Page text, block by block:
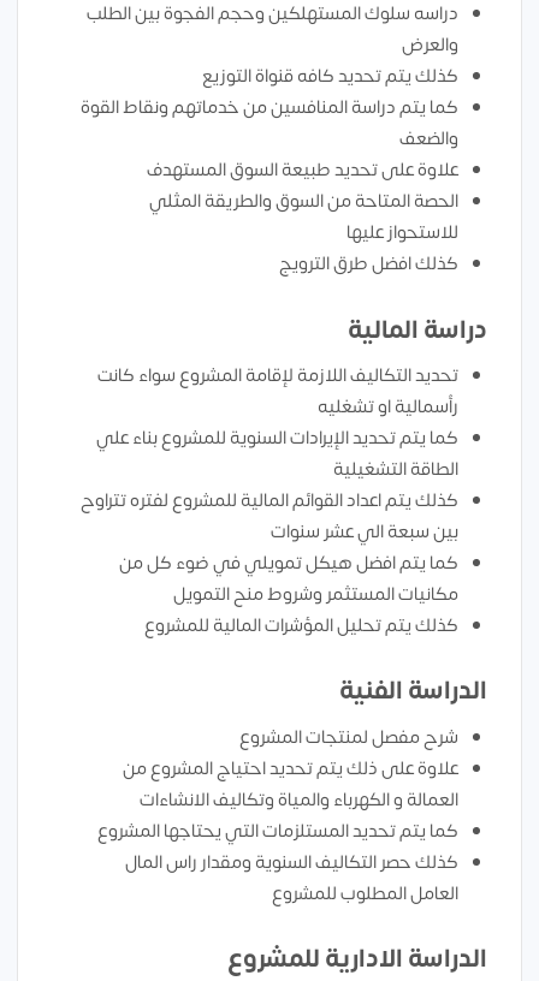
دراسه سلوك المستهلكين وحجم الفجوة بين الطلب
والعرض
كذلك يتم تحديد كافه قنواة التوزيع
كما يتم دراسة المنافسين من خدماتهم ونقاط القوة
والضعف
علاوة على تحديد طبيعة السوق المستهدف
الحصة المتاحة من السوق والطريقة المثلي
للاستحواز عليها
كذلك افضل طرق الترويج
دراسة المالية
تحديد التكاليف اللازمة لإقامة المشروع سواء كانت
رأسمالية او تشغليه
كما يتم تحديد الإيرادات السنوية للمشروع بناء علي
الطاقة التشغيلية
كذلك يتم اعداد القوائم المالية للمشروع لفتره تتراوح
بين سبعة الي عشر سنوات
كما يتم افضل هيكل تمويلي في ضوء كل من
مكانيات المستثمر وشروط منح التمويل
كذلك يتم تحليل المؤشرات المالية للمشروع
الدراسة الفنية
شرح مفصل لمنتجات المشروع
علاوة على ذلك يتم تحديد احتياج المشروع من
العمالة و الكهرباء والمياة وتكاليف الانشاءات
كما يتم تحديد المستلزمات التي يحتاجها المشروع
كذلك حصر التكاليف السنوية ومقدار راس المال
العامل المطلوب للمشروع
الدراسة الادارية للمشروع